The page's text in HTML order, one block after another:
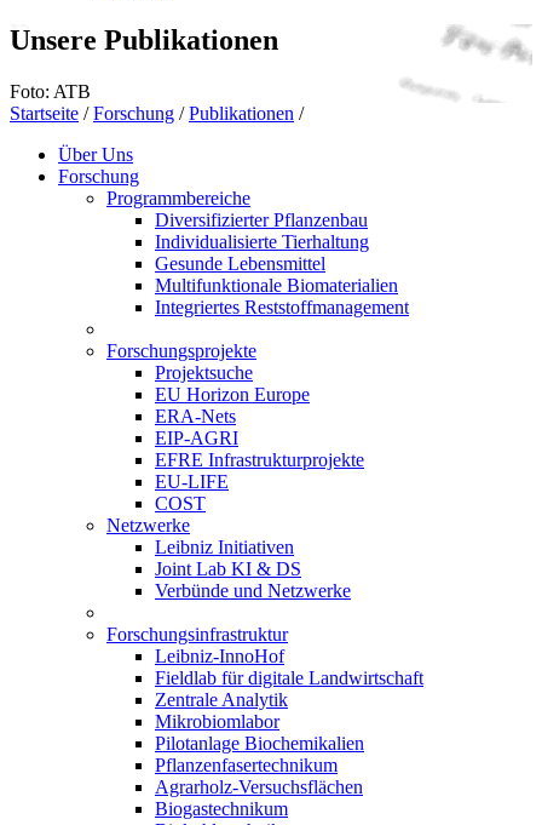
Unsere Publikationen
Foto: ATB
Startseite / Forschung / Publikationen /
Über Uns
Forschung
Programmbereiche
Diversifizierter Pflanzenbau
Individualisierte Tierhaltung
Gesunde Lebensmittel
Multifunktionale Biomaterialien
Integriertes Reststoffmanagement
Forschungsprojekte
Projektsuche
EU Horizon Europe
ERA-Nets
EIP-AGRI
EFRE Infrastrukturprojekte
EU-LIFE
COST
Netzwerke
Leibniz Initiativen
Joint Lab KI & DS
Verbünde und Netzwerke
Forschungsinfrastruktur
Leibniz-InnoHof
Fieldlab für digitale Landwirtschaft
Zentrale Analytik
Mikrobiomlabor
Pilotanlage Biochemikalien
Pflanzenfasertechnikum
Agrarholz-Versuchsflächen
Biogastechnikum